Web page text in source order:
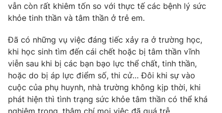
THỜI BÁO VTV
Theo dõi báo trên
Cơ quan chủ quản: Đài Truyền hình Việt Nam
Cơ quan báo chí:Thời báo VTV
vẫn còn rất khiêm tốn so với thực tế các bệnh lý sức
khỏe tinh thần và tâm thần ở trẻ em.
Đã có những vụ việc đáng tiếc xảy ra ở trường học,
khi học sinh tìm đến cái chết hoặc bị tâm thần vĩnh
viễn sau khi bị các bạn bạo lực thể chất, tinh thần,
hoặc do bị áp lực điểm số, thi cử… Đôi khi sự vào
cuộc của phụ huynh, nhà trường không kịp thời, khi
phát hiện thì tình trạng sức khỏe tâm thần có thể khá